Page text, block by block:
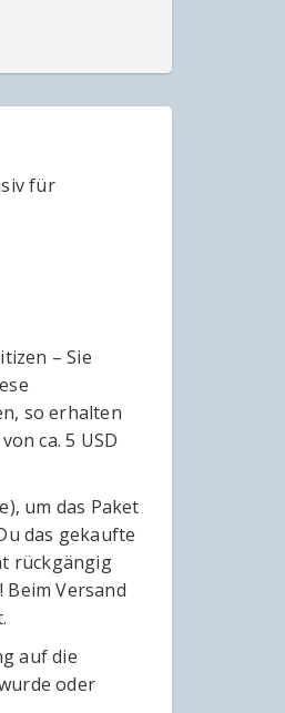
für
– Sie
so erhalten
ca. 5 USD
um das Paket
das gekaufte
rückgängig
Versand
auf die
oder